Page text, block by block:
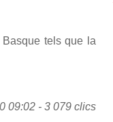
tels que la
09:02 - 3 079 clics